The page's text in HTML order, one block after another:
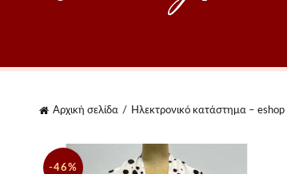
Αρχική σελίδα Ηλεκτρονικό κατάστημα – eshop
-46%